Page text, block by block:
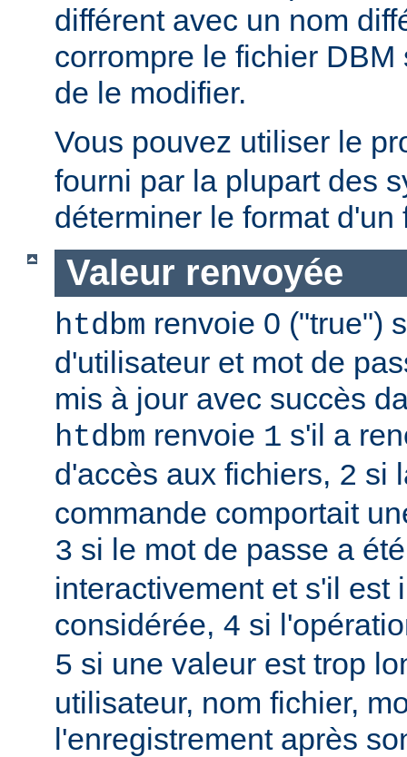
différent avec un nom
corrompre le fichier
de le modifier.
Vous pouvez utiliser le
fourni par la plupart des
déterminer le format d'un
Valeur renvoyée
htdbm renvoie 0 ("true")
d'utilisateur et mot de
mis à jour avec succès
htdbm renvoie 1 s'il a
d'accès aux fichiers, 2 si
commande comportait
3 si le mot de passe a
interactivement et s'il est
considérée, 4 si
5 si une valeur est trop
utilisateur, nom fichier,
l'enregistrement après